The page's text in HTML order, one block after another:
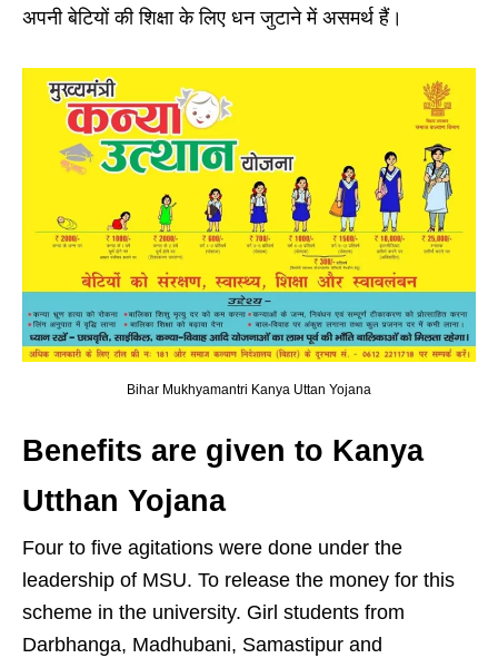
अपनी बेटियों की शिक्षा के लिए धन जुटाने में असमर्थ हैं।
Bihar Mukhyamantri Kanya Uttan Yojana
Benefits are given to Kanya
Utthan Yojana
Four to five agitations were done under the
leadership of MSU. To release the money for this
scheme in the university. Girl students from
Darbhanga, Madhubani, Samastipur and